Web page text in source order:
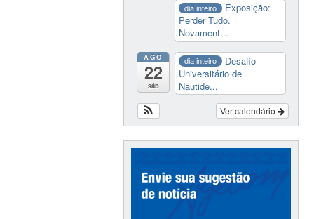
dia inteiro
Exposição:
Perder Tudo.
Novament...
AGO
22
sáb
dia inteiro
Desafio
Universitário de
Nautide...
Ver calendário